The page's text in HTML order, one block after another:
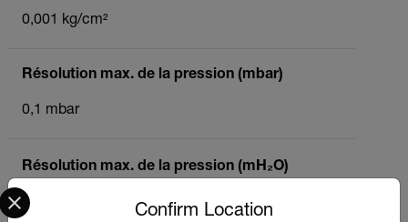
0,001 kg/cm²
Résolution max. de la pression (mbar)
0,1 mbar
Résolution max. de la pression (mH₂O)
0,001 mH₂O Confirm Location
Select your preferred country and language from the